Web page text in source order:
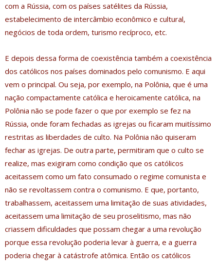
com a Rússia, com os países satélites da Rússia,
estabelecimento de intercâmbio econômico e cultural,
negócios de toda ordem, turismo recíproco, etc.
E depois dessa forma de coexistência também a coexistência
dos católicos nos países dominados pelo comunismo. E aqui
vem o principal. Ou seja, por exemplo, na Polônia, que é uma
nação compactamente católica e heroicamente católica, na
Polônia não se pode fazer o que por exemplo se fez na
Rússia, onde foram fechadas as igrejas ou ficaram muitíssimo
restritas as liberdades de culto. Na Polônia não quiseram
fechar as igrejas. De outra parte, permitiram que o culto se
realize, mas exigiram como condição que os católicos
aceitassem como um fato consumado o regime comunista e
não se revoltassem contra o comunismo. E que, portanto,
trabalhassem, aceitassem uma limitação de suas atividades,
aceitassem uma limitação de seu proselitismo, mas não
criassem dificuldades que possam chegar a uma revolução
porque essa revolução poderia levar à guerra, e a guerra
poderia chegar à catástrofe atômica. Então os católicos